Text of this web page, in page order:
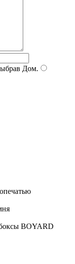
Дом.
BOYARD